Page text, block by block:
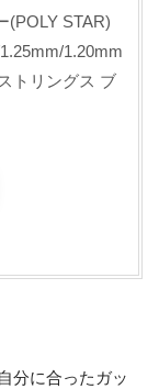
(POLY STAR)
1.20mm
トリングス ブ
分に合ったガッ